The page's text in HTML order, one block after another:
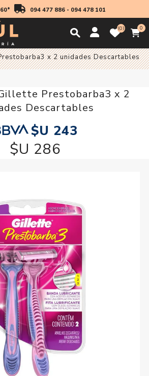
094 477 886- 094 478 101
0 0
x 2 unidades Descartables
Prestobarba3 x 2
Descartables
$U 243
$U 286